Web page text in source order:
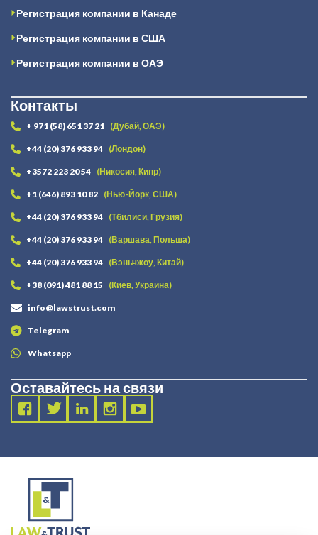
Регистрация компании в Канаде
Регистрация компании в США
Регистрация компании в ОАЭ
Контакты
+ 971 (58) 651 37 21 (Дубай, ОАЭ)
+44 (20) 376 933 94 (Лондон)
+3572 223 20 54 (Никосия, Кипр)
+1 (646) 893 10 82 (Нью-Йорк, США)
+44 (20) 376 933 94 (Тбилиси, Грузия)
+44 (20) 376 933 94 (Варшава, Польша)
+44 (20) 376 933 94 (Вэньчжоу, Китай)
+38 (091) 481 88 15 (Киев, Украина)
info@lawstrust.com
Telegram
Whatsapp
Оставайтесь на связи